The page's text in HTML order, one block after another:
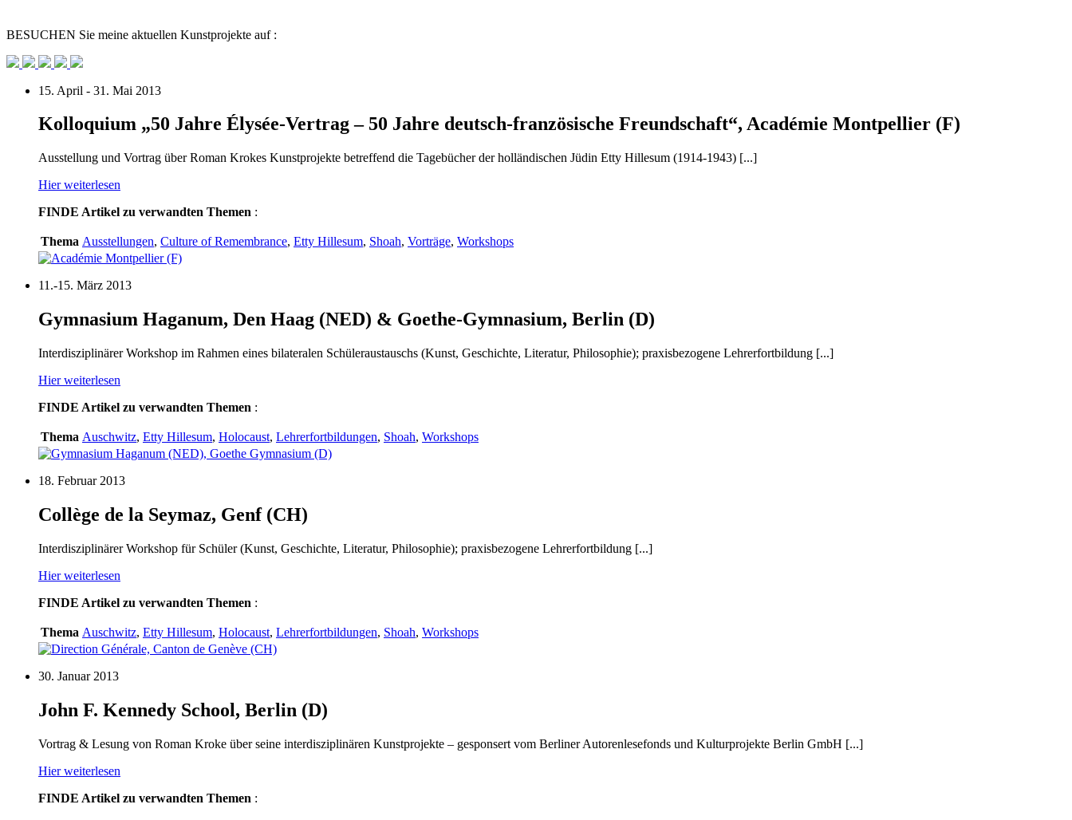
BESUCHEN Sie meine aktuellen Kunstprojekte auf :
15. April - 31. Mai 2013
Kolloquium „50 Jahre Élysée-Vertrag – 50 Jahre deutsch-französische Freundschaft“, Académie Montpellier (F)
Ausstellung und Vortrag über Roman Krokes Kunstprojekte betreffend die Tagebücher der holländischen Jüdin Etty Hillesum (1914-1943) [...]
Hier weiterlesen
FINDE Artikel zu verwandten Themen :
Thema Ausstellungen, Culture of Remembrance, Etty Hillesum, Shoah, Vorträge, Workshops
11.-15. März 2013
Gymnasium Haganum, Den Haag (NED) & Goethe-Gymnasium, Berlin (D)
Interdisziplinärer Workshop im Rahmen eines bilateralen Schüleraustauschs (Kunst, Geschichte, Literatur, Philosophie); praxisbezogene Lehrerfortbildung [...]
Hier weiterlesen
FINDE Artikel zu verwandten Themen :
Thema Auschwitz, Etty Hillesum, Holocaust, Lehrerfortbildungen, Shoah, Workshops
18. Februar 2013
Collège de la Seymaz, Genf (CH)
Interdisziplinärer Workshop für Schüler (Kunst, Geschichte, Literatur, Philosophie); praxisbezogene Lehrerfortbildung [...]
Hier weiterlesen
FINDE Artikel zu verwandten Themen :
Thema Auschwitz, Etty Hillesum, Holocaust, Lehrerfortbildungen, Shoah, Workshops
30. Januar 2013
John F. Kennedy School, Berlin (D)
Vortrag & Lesung von Roman Kroke über seine interdisziplinären Kunstprojekte – gesponsert vom Berliner Autorenlesefonds und Kulturprojekte Berlin GmbH [...]
Hier weiterlesen
FINDE Artikel zu verwandten Themen :